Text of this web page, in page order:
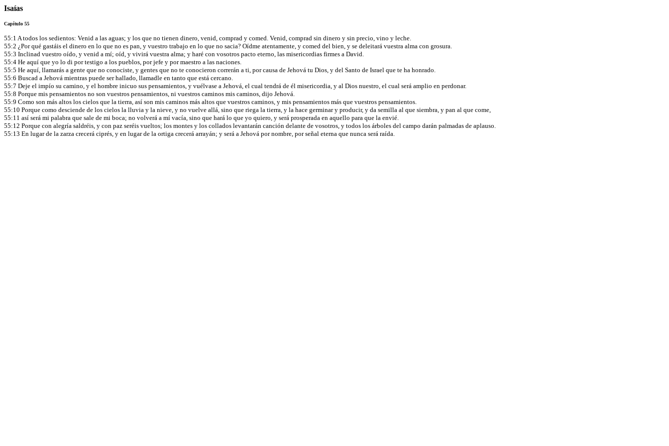
Isaías
Capítulo 55
55:1 A todos los sedientos: Venid a las aguas; y los que no tienen dinero, venid, comprad y comed. Venid, comprad sin dinero y sin precio, vino y leche.
55:2 ¿Por qué gastáis el dinero en lo que no es pan, y vuestro trabajo en lo que no sacia? Oídme atentamente, y comed del bien, y se deleitará vuestra alma con grosura.
55:3 Inclinad vuestro oído, y venid a mí; oíd, y vivirá vuestra alma; y haré con vosotros pacto eterno, las misericordias firmes a David.
55:4 He aquí que yo lo di por testigo a los pueblos, por jefe y por maestro a las naciones.
55:5 He aquí, llamarás a gente que no conociste, y gentes que no te conocieron correrán a ti, por causa de Jehová tu Dios, y del Santo de Israel que te ha honrado.
55:6 Buscad a Jehová mientras puede ser hallado, llamadle en tanto que está cercano.
55:7 Deje el impío su camino, y el hombre inicuo sus pensamientos, y vuélvase a Jehová, el cual tendrá de él misericordia, y al Dios nuestro, el cual será amplio en perdonar.
55:8 Porque mis pensamientos no son vuestros pensamientos, ni vuestros caminos mis caminos, dijo Jehová.
55:9 Como son más altos los cielos que la tierra, así son mis caminos más altos que vuestros caminos, y mis pensamientos más que vuestros pensamientos.
55:10 Porque como desciende de los cielos la lluvia y la nieve, y no vuelve allá, sino que riega la tierra, y la hace germinar y producir, y da semilla al que siembra, y pan al que come,
55:11 así será mi palabra que sale de mi boca; no volverá a mí vacía, sino que hará lo que yo quiero, y será prosperada en aquello para que la envié.
55:12 Porque con alegría saldréis, y con paz seréis vueltos; los montes y los collados levantarán canción delante de vosotros, y todos los árboles del campo darán palmadas de aplauso.
55:13 En lugar de la zarza crecerá ciprés, y en lugar de la ortiga crecerá arrayán; y será a Jehová por nombre, por señal eterna que nunca será raída.